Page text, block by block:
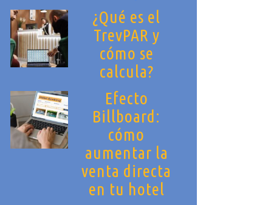
¿Qué es el
TrevPAR y
cómo se
calcula?
Efecto
Billboard:
cómo
aumentar la
venta directa
en tu hotel